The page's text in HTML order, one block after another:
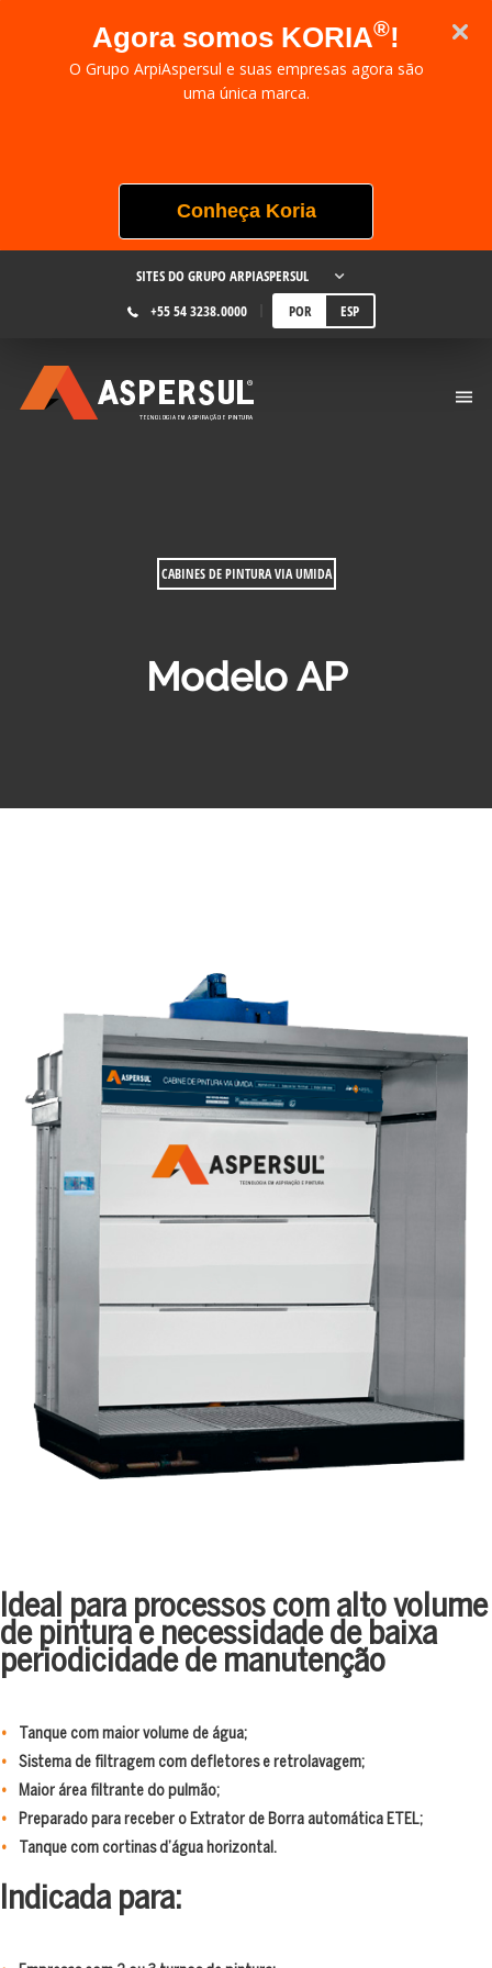
Agora somos KORIA®!
O Grupo ArpiAspersul e suas empresas agora são
uma única marca.
Conheça Koria
SITES DO GRUPO ARPIASPERSUL
+55 54 3238.0000
POR ESP
CABINES DE PINTURA VIA UMIDA
Modelo AP
Ideal para processos com alto volume
de pintura e necessidade de baixa
periodicidade de manutenção
Tanque com maior volume de água;
Sistema de filtragem com defletores e retrolavagem;
Maior área filtrante do pulmão;
Preparado para receber o Extrator de Borra automática ETEL;
Tanque com cortinas d’água horizontal.
Indicada para: